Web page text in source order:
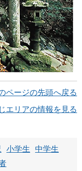
ページの先頭へ戻る
エリアの情報を見る
小学生
中学生